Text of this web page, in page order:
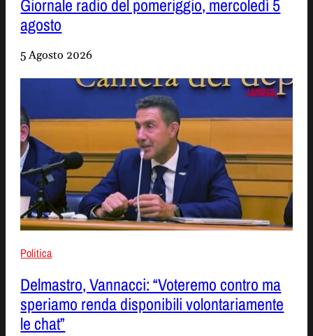
Giornale radio del pomeriggio, mercoledì 5
agosto
5 Agosto 2026
Politica
Delmastro, Vannacci: “Voteremo contro ma
speriamo renda disponibili volontariamente
le chat”